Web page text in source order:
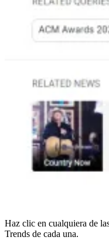
Haz clic en cualquiera de
Trends de cada una.